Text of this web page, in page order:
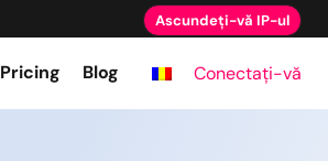
Ascundeți-vă IP-ul
Pricing Blog Conectați-vă